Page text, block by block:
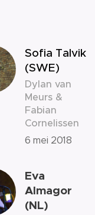
Sofia Talvik
(SWE)
Dylan van
Meurs &
Fabian
Cornelissen
6 mei 2018
Eva
Almagor
(NL)